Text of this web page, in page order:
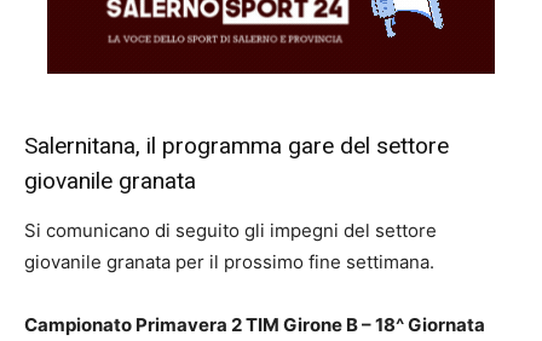
Salernitana, il programma gare del settore
giovanile granata
Si comunicano di seguito gli impegni del settore
giovanile granata per il prossimo fine settimana.
Campionato Primavera 2 TIM Girone B – 18^ Giornata